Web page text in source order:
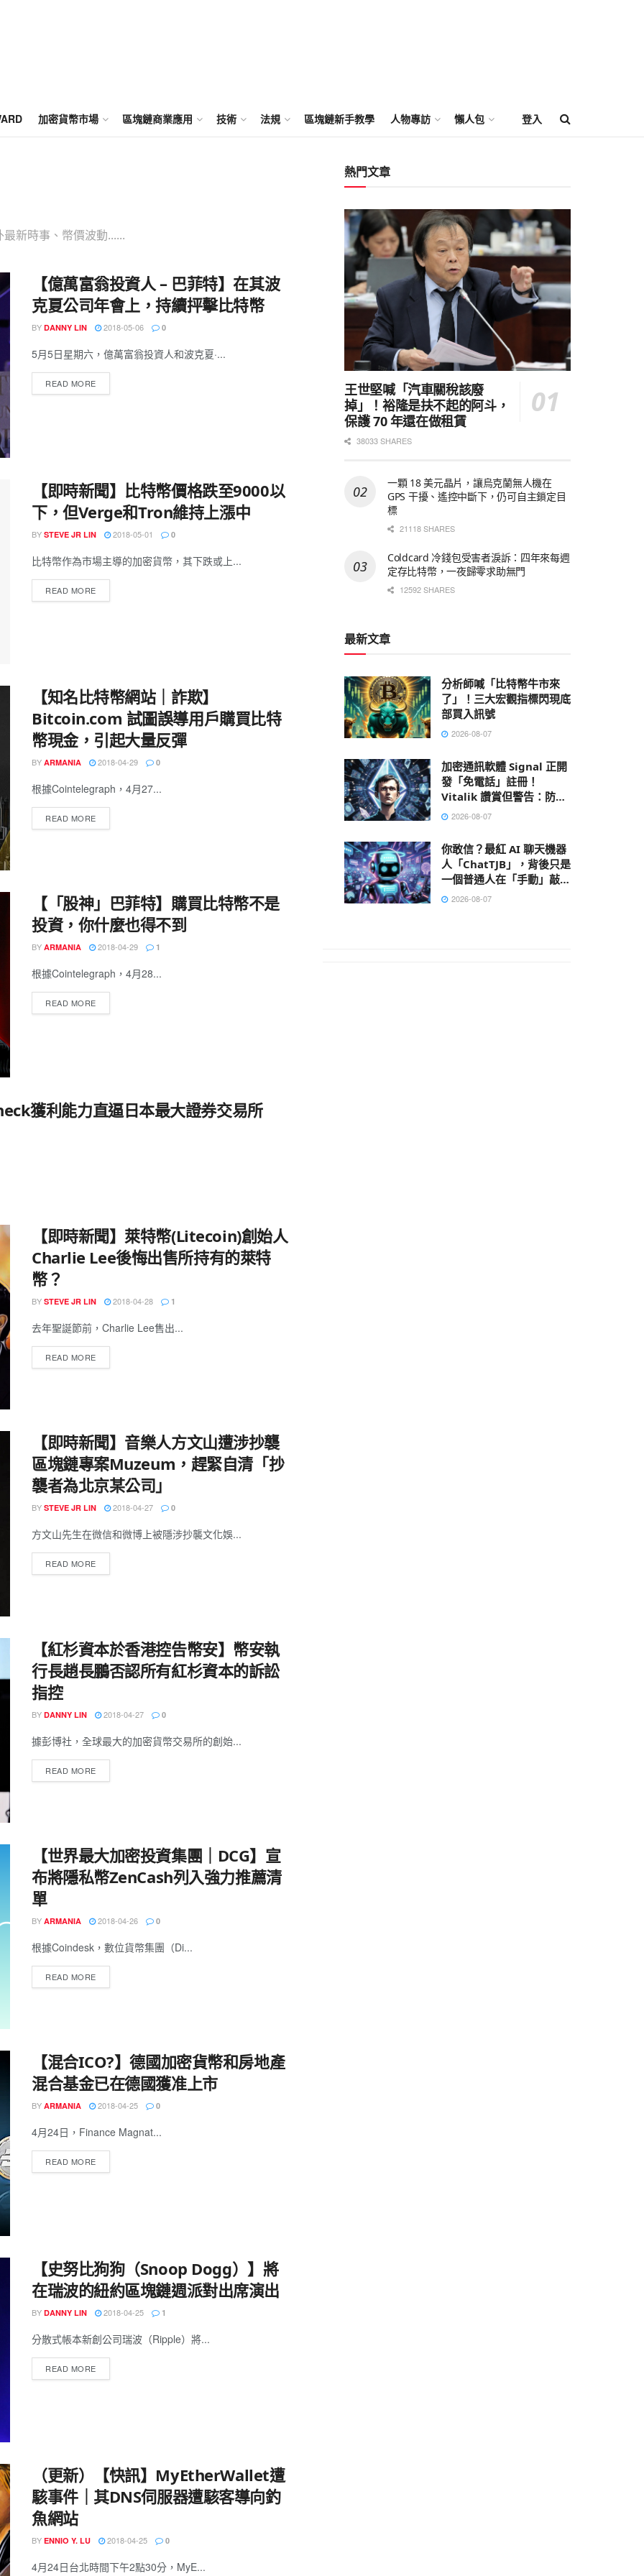
加密貨幣市場 區塊鏈商業應用 技術 法規 區塊鏈新手教學 人物專訪 懶人包 登入
新時事、幣價波動......
【億萬富翁投資人 – 巴菲特】在其波
克夏公司年會上，持續抨擊比特幣
BY DANNY LIN 2018-05-06 0
5月5日星期六，億萬富翁投資人和波克夏·...
READ MORE
【即時新聞】比特幣價格跌至9000以
下，但Verge和Tron維持上漲中
BY STEVE JR LIN 2018-05-01 0
比特幣作為市場主導的加密貨幣，其下跌或上...
READ MORE
【知名比特幣網站｜詐欺】
Bitcoin.com 試圖誤導用戶購買比特
幣現金，引起大量反彈
BY ARMANIA 2018-04-29 0
根據Cointelegraph，4月27...
READ MORE
【「股神」巴菲特】購買比特幣不是
投資，你什麼也得不到
BY ARMANIA 2018-04-29 1
根據Cointelegraph，4月28...
READ MORE
獲利能力直逼日本最大證券交易所
【即時新聞】萊特幣(Litecoin)創始人
Charlie Lee後悔出售所持有的萊特
幣？
BY STEVE JR LIN 2018-04-28 1
去年聖誕節前，Charlie Lee售出...
READ MORE
【即時新聞】音樂人方文山遭涉抄襲
區塊鏈專案Muzeum，趕緊自清「抄
襲者為北京某公司」
BY STEVE JR LIN 2018-04-27 0
方文山先生在微信和微博上被隱涉抄襲文化娛...
READ MORE
【紅杉資本於香港控告幣安】幣安執
行長趙長鵬否認所有紅杉資本的訴訟
指控
BY DANNY LIN 2018-04-27 0
據彭博社，全球最大的加密貨幣交易所的創始...
READ MORE
【世界最大加密投資集團｜DCG】宣
布將隱私幣ZenCash列入強力推薦清
單
BY ARMANIA 2018-04-26 0
根據Coindesk，數位貨幣集團（Di...
READ MORE
【混合ICO?】德國加密貨幣和房地產
混合基金已在德國獲准上市
BY ARMANIA 2018-04-25 0
4月24日，Finance Magnat...
READ MORE
【史努比狗狗（Snoop Dogg）】將
在瑞波的紐約區塊鏈週派對出席演出
BY DANNY LIN 2018-04-25 1
分散式帳本新創公司瑞波（Ripple）將...
READ MORE
（更新）【快訊】MyEtherWallet遭
駭事件｜其DNS伺服器遭駭客導向釣
魚網站
BY ENNIO Y. LU 2018-04-25 0
4月24日台北時間下午2點30分，MyE...
熱門文章
王世堅喊「汽車關稅該廢
掉」！裕隆是扶不起的阿斗，
保護 70 年還在做租賃
38033 SHARES
一顆 18 美元晶片，讓烏克蘭無人機在
GPS 干擾、遙控中斷下，仍可自主鎖定目
標
21118 SHARES
Coldcard 冷錢包受害者淚訴：四年來每週
定存比特幣，一夜歸零求助無門
12592 SHARES
最新文章
分析師喊「比特幣牛市來
了」！三大宏觀指標閃現底
部買入訊號
2026-08-07
加密通訊軟體 Signal 正開
發「免電話」註冊！
Vitalik 讚賞但警告：防不
了 AI 大數據肉搜，偽匿名
2026-08-07
你敢信？最紅 AI 聊天機器
人「ChatTJB」，背後只是
一個普通人在「手動」敲出
回覆2026-08-07